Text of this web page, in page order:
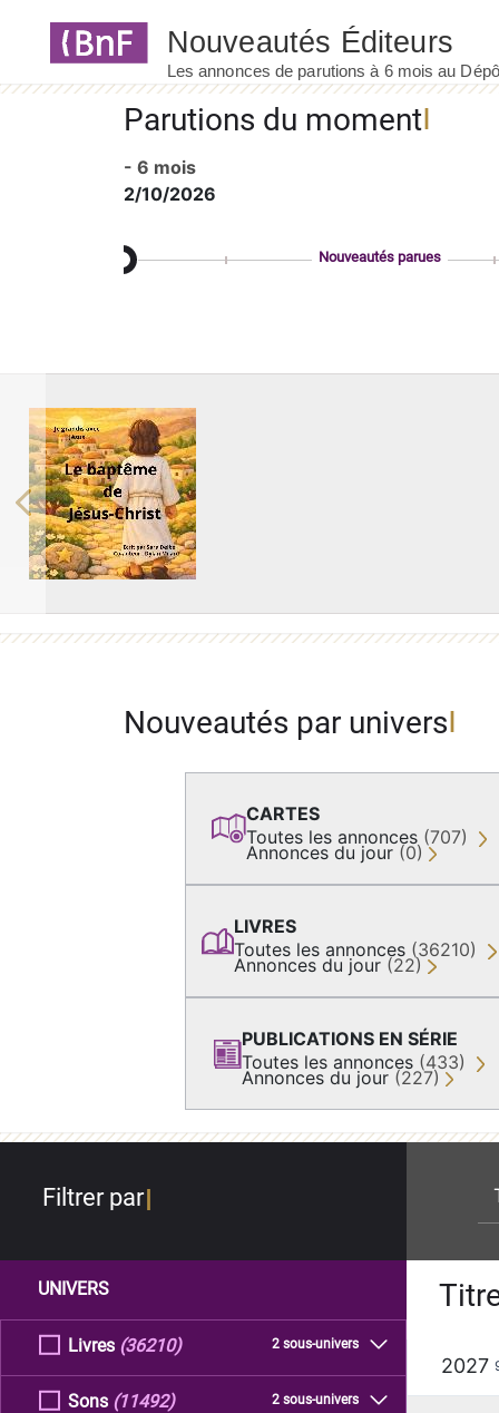
Parutions du moment
- 6 mois
2/10/2026
Nouveautés parues
Previous
Nouveautés par univers
CARTES
Toutes les annonces (707)
Annonces du jour (0)
LIVRES
Toutes les annonces (36210)
Annonces du jour (22)
PUBLICATIONS EN SÉRIE
Toutes les annonces (433)
Annonces du jour (227)
Filtrer par
UNIVERS
Livres 2 sous-univers
(36210)
Sons 2 sous-univers
(11492)
2027